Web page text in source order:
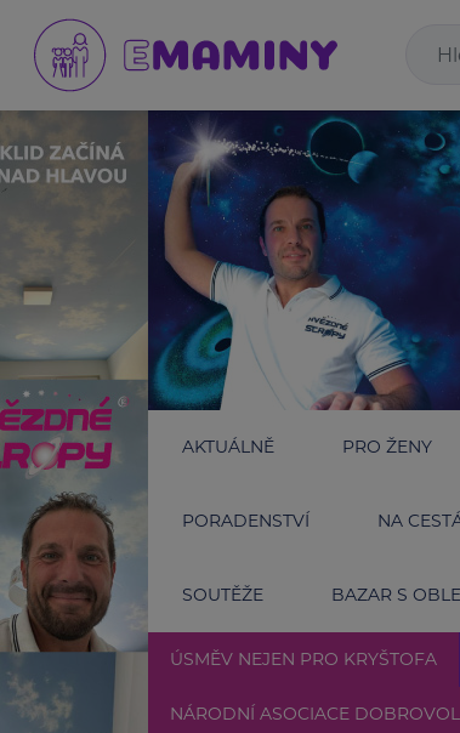
AKTUÁLNĚ PRO ŽENY
PORADENSTVÍ NA
SOUTĚŽE BAZAR S
ÚSMĚV NEJEN PRO KRYŠTOFA
NÁRODNÍ ASOCIACE